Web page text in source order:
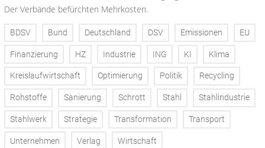
Der Verbände befürchten Mehrkosten.
BDSV Bund Deutschland DSV Emissionen EU
Finanzierung HZ Industrie ING KI Klima
Kreislaufwirtschaft Optimierung Politik Recycling
Rohstoffe Sanierung Schrott Stahl Stahlindustrie
Stahlwerk Strategie Transformation Transport
Unternehmen Verlag Wirtschaft